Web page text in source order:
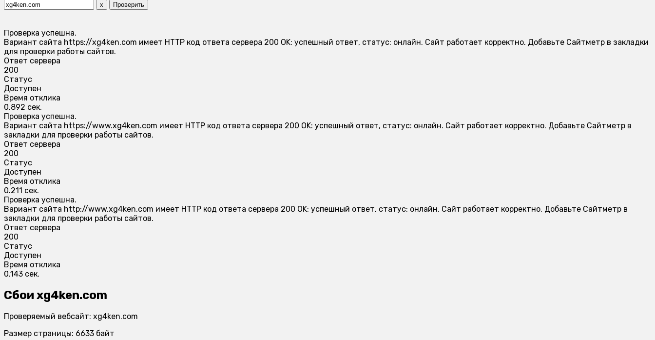
x Проверить
Проверка успешна.
Вариант сайта https://xg4ken.com имеет HTTP код ответа сервера 200 OK: успешный ответ, статус: онлайн. Сайт работает корректно. Добавьте Сайтметр в закладки
для проверки работы сайтов.
Ответ сервера
200
Статус
Доступен
Время отклика
0.892 сек.
Проверка успешна.
Вариант сайта https://www.xg4ken.com имеет HTTP код ответа сервера 200 OK: успешный ответ, статус: онлайн. Сайт работает корректно. Добавьте Сайтметр в
закладки для проверки работы сайтов.
Ответ сервера
200
Статус
Доступен
Время отклика
0.211 сек.
Проверка успешна.
Вариант сайта http://www.xg4ken.com имеет HTTP код ответа сервера 200 OK: успешный ответ, статус: онлайн. Сайт работает корректно. Добавьте Сайтметр в
закладки для проверки работы сайтов.
Ответ сервера
200
Статус
Доступен
Время отклика
0.143 сек.
Сбои xg4ken.com
Проверяемый вебсайт: xg4ken.com
Размер страницы: 6633 байт